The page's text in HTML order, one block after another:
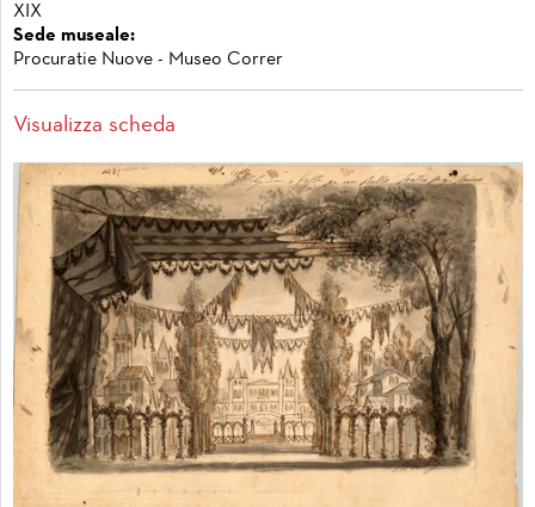
XIX
Sede museale:
Procuratie Nuove - Museo Correr
Visualizza scheda